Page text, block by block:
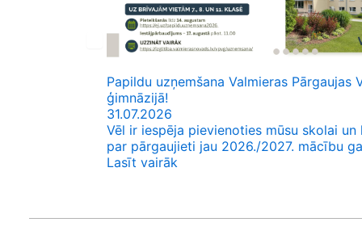
Papildu uzņemšana Valmieras Pārgaujas
ģimnāzijā!
31.07.2026
Vēl ir iespēja pievienoties mūsu skolai un
par pārgaujieti jau 2026./2027. mācību
Lasīt vairāk